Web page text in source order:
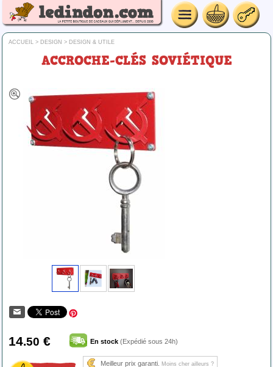
ACCUEIL > DESIGN > DESIGN & UTILE
ACCROCHE-CLÉS SOVIÉTIQUE
14.50 € En stock (Expédié sous 24h)
Meilleur prix garanti. Moins cher ailleurs ?